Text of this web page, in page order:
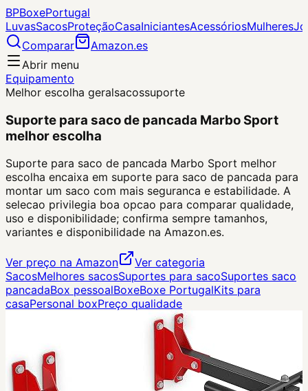
BPBoxePortugal
LuvasSacosProteçãoCasaIniciantesAcessóriosMulheres
Comparar
Amazon.es
Abrir menu
Equipamento
Melhor escolha geralsacossuporte
Suporte para saco de pancada Marbo Sport
melhor escolha
Suporte para saco de pancada Marbo Sport melhor
escolha encaixa em suporte para saco de pancada para
montar um saco com mais seguranca e estabilidade. A
selecao privilegia boa opcao para comparar qualidade,
uso e disponibilidade; confirma sempre tamanhos,
variantes e disponibilidade na Amazon.es.
Ver preço na Amazon
Ver categoria
SacosMelhores sacosSuportes para sacoSuportes saco
pancadaBox pessoalBoxeBoxe PortugalKits para
casaPersonal boxPreço qualidade